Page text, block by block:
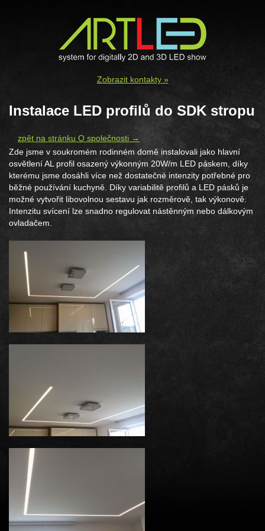
Zobrazit kontakty »
Instalace LED profilů do SDK stropu
zpět na stránku O společnosti →
Zde jsme v soukromém rodinném domě instalovali jako hlavní
osvětlení AL profil osazený výkonným 20W/m LED páskem, díky
kterému jsme dosáhli více než dostatečné intenzity potřebné pro
běžné používání kuchyně. Díky variabilitě profilů a LED pásků je
možné vytvořit libovolnou sestavu jak rozměrově, tak výkonově.
Intenzitu svícení lze snadno regulovat nástěnným nebo dálkovým
ovladačem.